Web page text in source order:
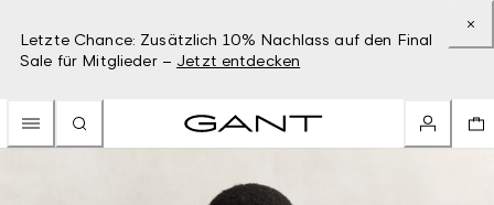
Letzte Chance: Zusätzlich 10% Nachlass auf den Final
Sale für Mitglieder – Jetzt entdecken